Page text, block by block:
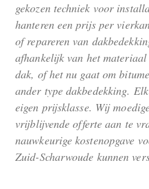
gekozen techniek voor
hanteren een prijs per
of repareren van
afhankelijk van het
dak, of het nu gaat om
ander type dakbedekking.
eigen prijsklasse. Wij
vrijblijvende offerte aan te
nauwkeurige kostenopgave
Zuid-Scharwoude kunnen